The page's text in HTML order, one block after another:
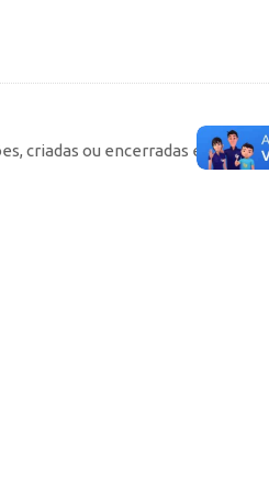
criadas ou encerradas em cada